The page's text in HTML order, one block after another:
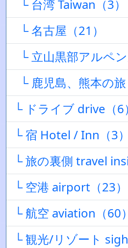
└ 台湾 Taiwan（3）
└ 名古屋（21）
└ 立山黒部アルペ
└ 鹿児島、熊本の旅
└ ドライブ drive（6）
└ 宿 Hotel / Inn（3）
└ 旅の裏側 travel
└ 空港 airport（23）
└ 航空 aviation（60）
└ 観光/リゾート